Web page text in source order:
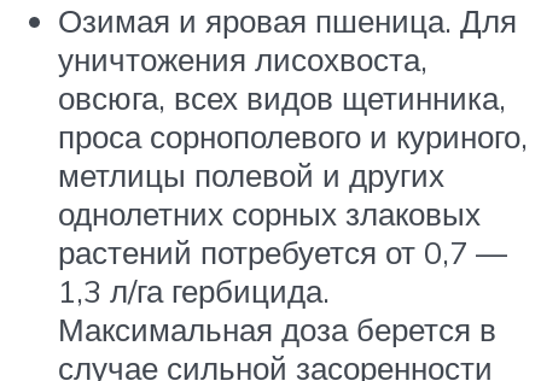
Озимая и яровая пшеница. Для
уничтожения лисохвоста,
овсюга, всех видов щетинника,
проса сорнополевого и куриного,
метлицы полевой и других
однолетних сорных злаковых
растений потребуется от 0,7 —
1,3 л/га гербицида.
Максимальная доза берется в
случае сильной засоренности